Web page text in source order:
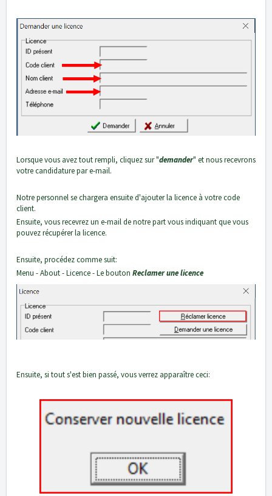
Lorsque vous avez tout rempli, cliquez sur "demander" et nous recevrons
votre candidature par e-mail.
Notre personnel se chargera ensuite d'ajouter la licence à votre code
client.
Ensuite, vous recevrez un e-mail de notre part vous indiquant que vous
pouvez récupérer la licence.
Ensuite, procédez comme suit:
Menu - About - Licence - Le bouton Reclamer une licence
Ensuite, si tout s'est bien passé, vous verrez apparaître ceci: